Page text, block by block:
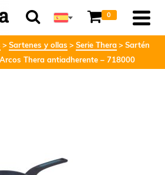
0
Sartenes y ollas Serie Thera
Sartén
Thera antiadherente – 718000